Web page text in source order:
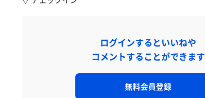
ログインするといいねや
コメントすることができます
無料会員登録